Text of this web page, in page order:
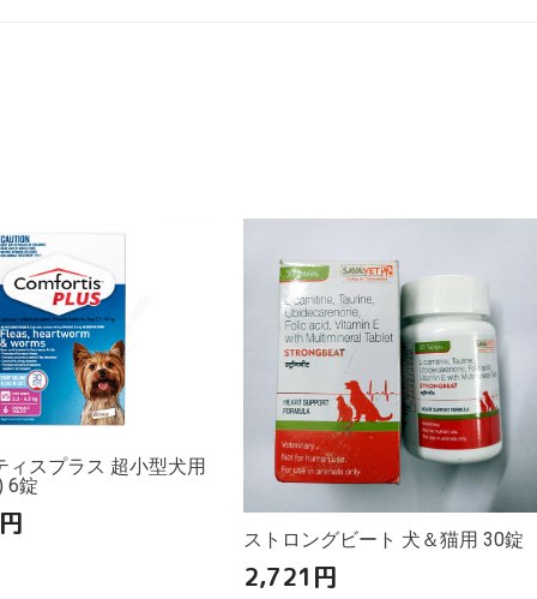
ィスプラス 超小型犬用
6錠
円
ストロングビート 犬＆猫用 30錠
2,721 円